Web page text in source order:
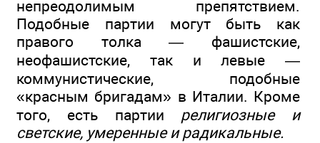
непреодолимым препятствием.
Подобные партии могут быть как
правого толка — фашистские,
неофашистские, так и левые —
коммунистические, подобные
«красным бригадам» в Италии. Кроме
того, есть партии религиозные и
светские, умеренные и радикальные.